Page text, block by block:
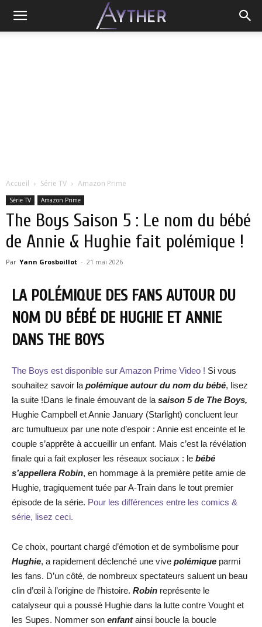
Accueil Série TV Amazon Prime
Série TV Amazon Prime
The Boys Saison 5 : Le nom du bébé
de Annie & Hughie fait polémique !
Par Yann Grosboillot - 21 mai 2026
LA POLÉMIQUE DES FANS AUTOUR DU
NOM DU BÉBÉ DE HUGHIE ET ANNIE
DANS THE BOYS
The Boys est disponible sur Amazon Prime Video ! Si vous
souhaitez savoir la polémique autour du nom du bébé, lisez
la suite !Dans le finale émouvant de la saison 5 de The Boys,
Hughie Campbell et Annie January (Starlight) concluent leur
arc tumultueux par une note d’espoir : Annie est enceinte et le
couple s’apprête à accueillir un enfant. Mais c’est la révélation
finale qui a fait exploser les réseaux sociaux : le bébé
s’appellera Robin, en hommage à la première petite amie de
Hughie, tragiquement tuée par A-Train dans le tout premier
épisode de la série. Pour les différences entre les comics &
série, lisez ceci.
Ce choix, pourtant chargé d’émotion et de symbolisme pour
Hughie, a rapidement déclenché une vive polémique parmi
les fans. D’un côté, de nombreux spectateurs saluent un beau
clin d’œil à l’origine de l’histoire. Robin représente le
catalyseur qui a poussé Hughie dans la lutte contre Vought et
les Supes. Nommer son enfantainsi boucle la boucle